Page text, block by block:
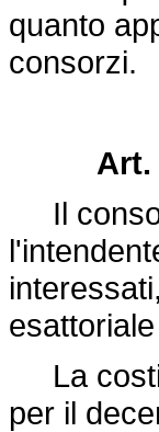
quanto
consorzi.
Art.
Il
La
per il